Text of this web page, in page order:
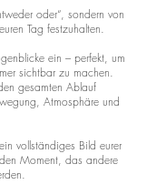
oder“, sondern von
Tag festzuhalten.
ein – perfekt, um
sichtbar zu machen.
gesamten Ablauf
Atmosphäre und
vollständiges Bild eurer
Moment, das andere